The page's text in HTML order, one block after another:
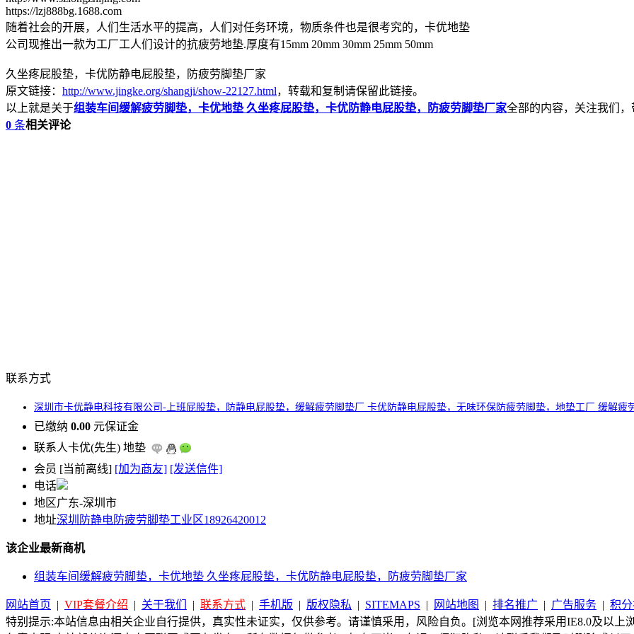
https://lzj888bg.1688.com
随着社会的开展，人们生活水平的提高，人们对任务环境，物质条件也是很考究的，卡优地垫
公司现推出一款为工厂工人们设计的抗疲劳地垫.厚度有15mm 20mm 30mm 25mm 50mm
久坐疼屁股垫，卡优防静电屁股垫，防疲劳脚垫厂家
原文链接： http://www.jingke.org/shangji/show-22127.html，转载和复制请保留此链接。
以上就是关于组装车间缓解疲劳脚垫，卡优地垫 久坐疼屁股垫，卡优防静电屁股垫，防疲劳脚垫厂家全部的内容，关注我们，
0 条相关评论
联系方式
深圳市卡优静电科技有限公司-上班屁股垫，防静电屁股垫，缓解疲劳脚垫厂 卡优防静电屁股垫，无味环保防疲劳脚垫，地垫工厂 缓解疲
已缴纳 0.00 元保证金
联系人卡优(先生) 地垫
会员 [当前离线] [加为商友] [发送信件]
电话
地区广东-深圳市
地址深圳防静电防疲劳脚垫工业区18926420012
该企业最新商机
组装车间缓解疲劳脚垫，卡优地垫 久坐疼屁股垫，卡优防静电屁股垫，防疲劳脚垫厂家
网站首页 | VIP套餐介绍 | 关于我们 | 联系方式 | 手机版 | 版权隐私 | SITEMAPS | 网站地图 | 排名推广 | 广告服务 | 积
特别提示:本站信息由相关企业自行提供，真实性未证实，仅供参考。请谨慎采用，风险自负。[浏览本网推荐采用IE8.0及以上